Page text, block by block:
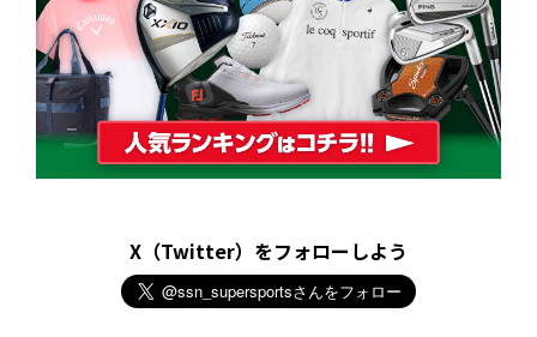
X（Twitter）をフォローしよう